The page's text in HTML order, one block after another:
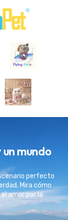
mundo
perfecto
Mira cómo
amor por la